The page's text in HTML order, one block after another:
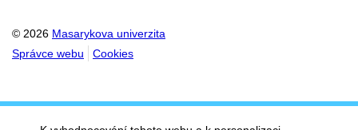
© 2026 Masarykova univerzita
Správce webu
Cookies